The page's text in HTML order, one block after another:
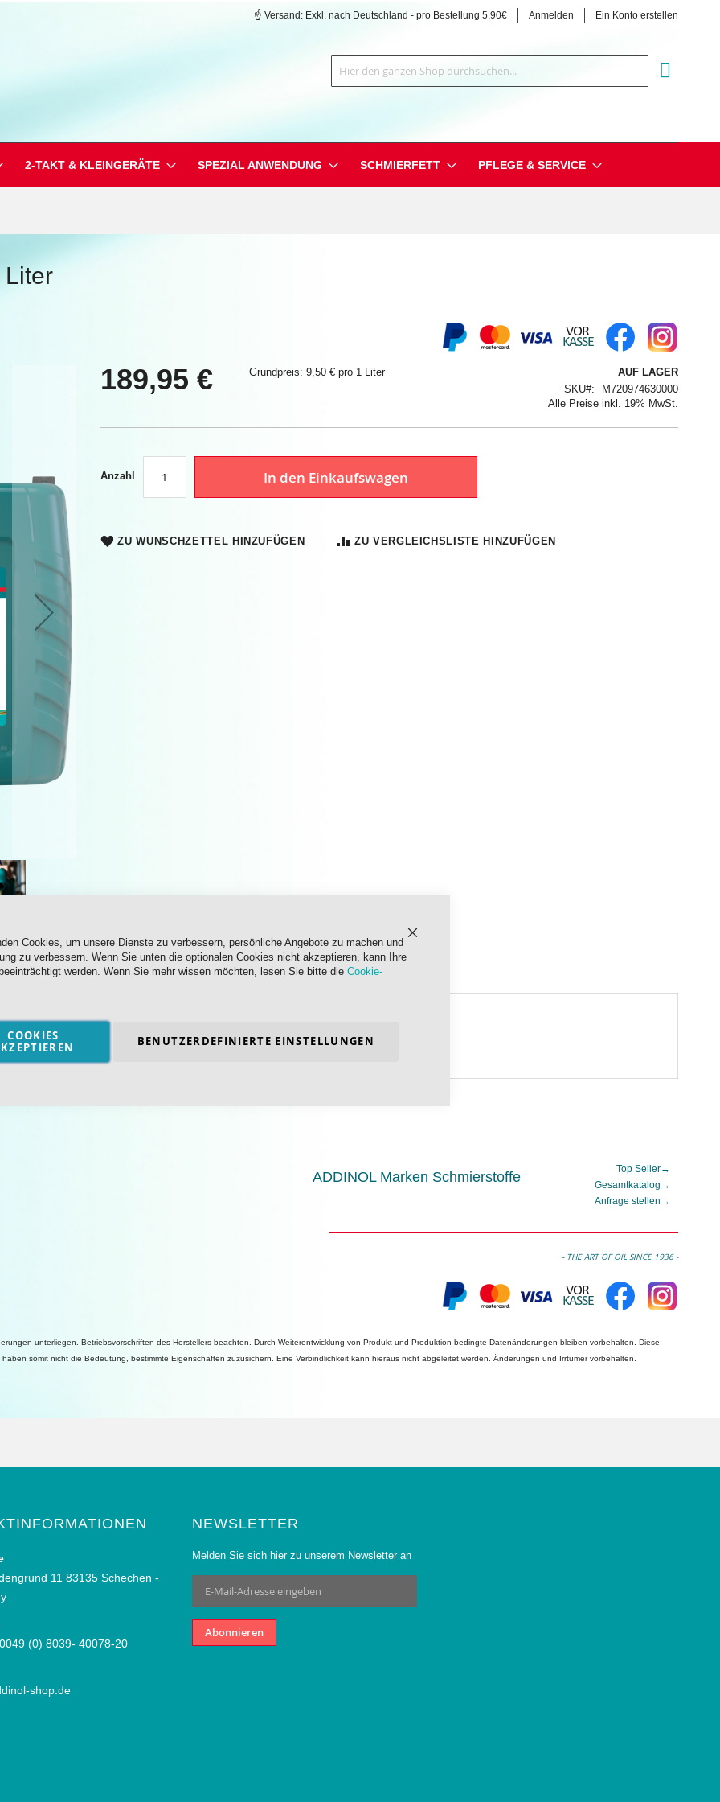
Cookies, um unsere Dienste zu verbessern, persönliche Angebote zu machen und
zu verbessern. Wenn Sie unten die optionalen Cookies nicht akzeptieren, kann Ihre
werden. Wenn Sie mehr wissen möchten, lesen Sie bitte die Cookie-
COOKIES
BENUTZERDEFINIERTE EINSTELLUNGEN
☝️ Versand: Exkl. nach Deutschland - pro Bestellung 5,90€ Anmelden Ein Konto erstellen
Suche
2-TAKT & KLEINGERÄTE SPEZIAL ANWENDUNG SCHMIERFETT PFLEGE & SERVICE
Liter
189,95 € Grundpreis: 9,50 € pro 1 Liter
AUF LAGER
SKU
M720974630000
Alle Preise inkl. 19% MwSt.
Anzahl In den Einkaufswagen
ZU WUNSCHZETTEL HINZUFÜGEN ZU VERGLEICHSLISTE HINZUFÜGEN
ADDINOL Marken Schmierstoffe Top Seller→
Gesamtkatalog →
Anfrage stellen →
- THE ART OF OIL SINCE 1936 -
unterliegen. Betriebsvorschriften des Herstellers beachten. Durch Weiterentwicklung von Produkt und Produktion bedingte Datenänderungen bleiben vorbehalten. Diese
somit nicht die Bedeutung, bestimmte Eigenschaften zuzusichern. Eine Verbindlichkeit kann hieraus nicht abgeleitet werden. Änderungen und Irrtümer vorbehalten.
11 83135 Schechen -
(0) 8039- 40078-20
shop.de
NEWSLETTER
Melden Sie sich hier zu unserem Newsletter an
Anmeldung
zum
Newsletter:
Abonnieren